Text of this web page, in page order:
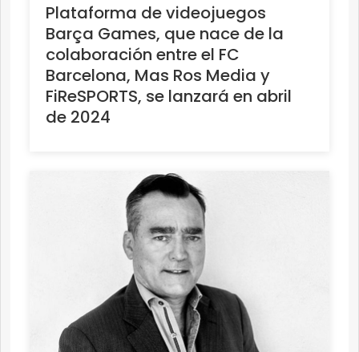
Plataforma de videojuegos
Barça Games, que nace de la
colaboración entre el FC
Barcelona, Mas Ros Media y
FiReSPORTS, se lanzará en abril
de 2024